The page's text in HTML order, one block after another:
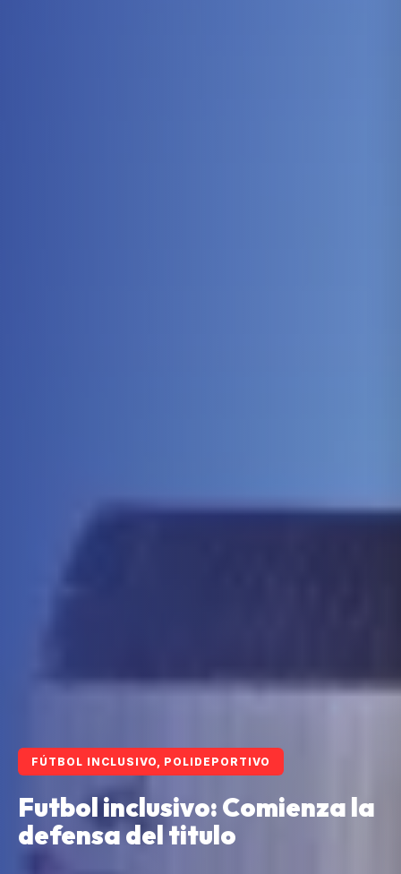
FÚTBOL INCLUSIVO, POLIDEPORTIVO
Futbol inclusivo: Comienza la
defensa del titulo